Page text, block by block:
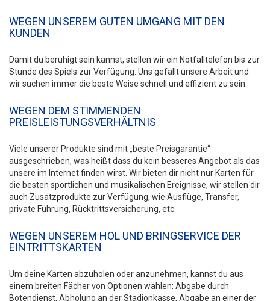
WEGEN UNSEREM GUTEN UMGANG MIT DEN
KUNDEN
Damit du beruhigt sein kannst, stellen wir ein Notfalltelefon bis zur
Stunde des Spiels zur Verfügung. Uns gefällt unsere Arbeit und
wir suchen immer die beste Weise schnell und effizient zu sein.
WEGEN DEM STIMMENDEN
PREISLEISTUNGSVERHÄLTNIS
Viele unserer Produkte sind mit „beste Preisgarantie“
ausgeschrieben, was heißt dass du kein besseres Angebot als das
unsere im Internet finden wirst. Wir bieten dir nicht nur Karten für
die besten sportlichen und musikalischen Ereignisse, wir stellen dir
auch Zusatzprodukte zur Verfügung, wie Ausflüge, Transfer,
private Führung, Rücktrittsversicherung, etc.
WEGEN UNSEREM HOL UND BRINGSERVICE DER
EINTRITTSKARTEN
Um deine Karten abzuholen oder anzunehmen, kannst du aus
einem breiten Fächer von Optionen wählen: Abgabe durch
Botendienst, Abholung an der Stadionkasse, Abgabe an einer der